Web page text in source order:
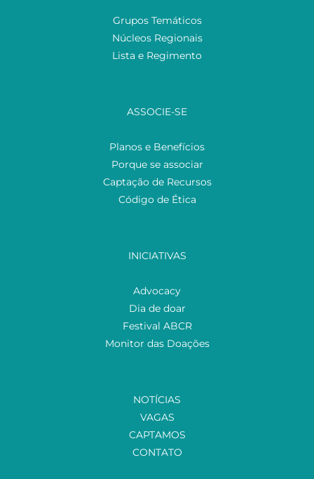
Grupos Temáticos
Núcleos Regionais
Lista e Regimento
ASSOCIE-SE
Planos e Benefícios
Porque se associar
Captação de Recursos
Código de Ética
INICIATIVAS
Advocacy
Dia de doar
Festival ABCR
Monitor das Doações
NOTÍCIAS
VAGAS
CAPTAMOS
CONTATO